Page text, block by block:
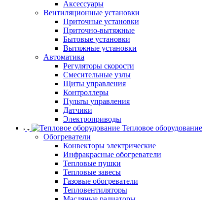
Аксессуары
Вентиляционные установки
Приточные установки
Приточно-вытяжные
Бытовые установки
Вытяжные установки
Автоматика
Регуляторы скорости
Смесительные узлы
Щиты управления
Контроллеры
Пульты управления
Датчики
Электроприводы
Тепловое оборудование
Обогреватели
Конвекторы электрические
Инфракрасные обогреватели
Тепловые пушки
Тепловые завесы
Газовые обогреватели
Тепловентиляторы